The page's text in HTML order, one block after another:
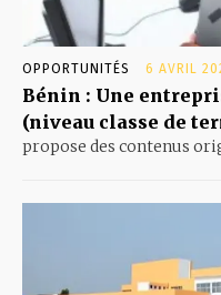
OPPORTUNITÉS 6 AVRIL
Bénin : Une
(niveau classe de
propose des contenus